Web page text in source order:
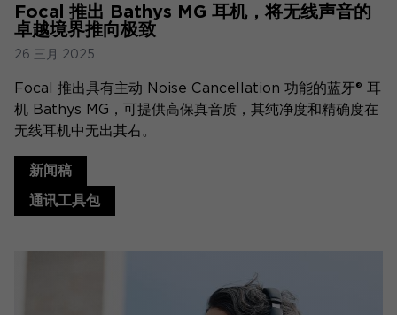
Focal 推出 Bathys MG 耳机，将无线声音的
卓越境界推向极致
26 三月 2025
Focal 推出具有主动 Noise Cancellation 功能的蓝牙® 耳
机 Bathys MG，可提供高保真音质，其纯净度和精确度在
无线耳机中无出其右。
新闻稿
通讯工具包